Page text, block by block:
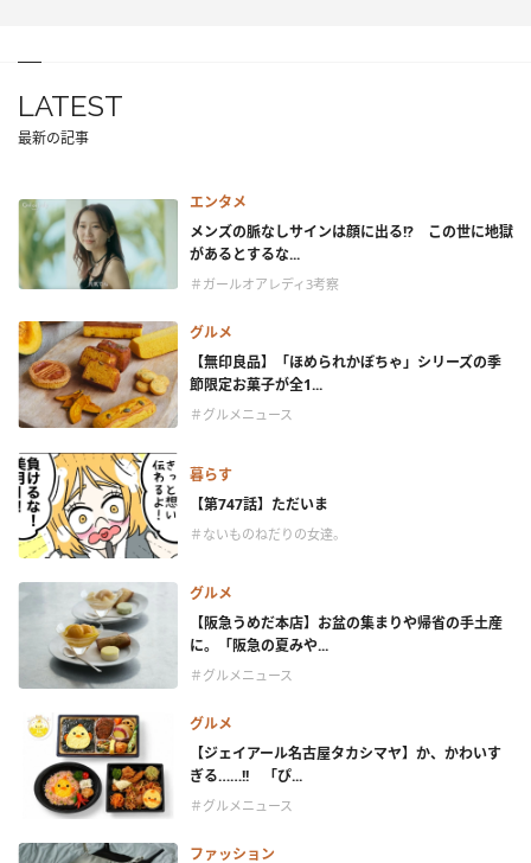
LATEST
最新の記事
エンタメ
メンズの脈なしサインは顔に出る!? この世に地獄
があるとするな...
＃ガールオアレディ3考察
グルメ
【無印良品】「ほめられかぼちゃ」シリーズの季
節限定お菓子が全1...
＃グルメニュース
暮らす
【第747話】ただいま
＃ないものねだりの女達。
グルメ
【阪急うめだ本店】お盆の集まりや帰省の手土産
に。「阪急の夏みや...
＃グルメニュース
グルメ
【ジェイアール名古屋タカシマヤ】か、かわいす
ぎる……!! 「ぴ...
＃グルメニュース
ファッション